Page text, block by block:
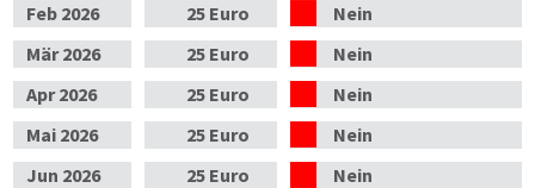
Feb 2026 25 Euro
Nein
Mär2026 25 Euro
Nein
Apr2026 25 Euro
Nein
Mai 2026 25 Euro
Nein
Jun 2026 25 Euro
Nein